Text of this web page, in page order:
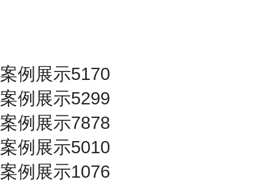
案例展示5170
案例展示5299
案例展示7878
案例展示5010
案例展示1076